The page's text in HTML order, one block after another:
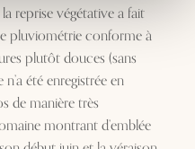
reprise végétative a fait
pluviométrie conforme à
plutôt douces (sans
été enregistrée en
de manière très
montrant d’emblée